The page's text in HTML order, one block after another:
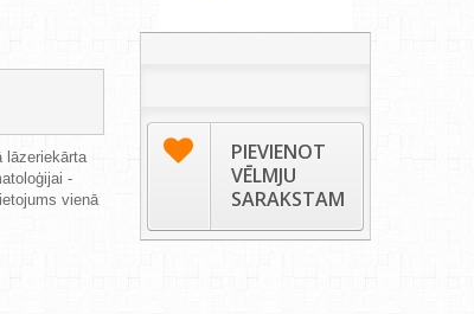
lāzeriekārta
-
vienā
PIEVIENOT
VĒLMJU
SARAKSTAM